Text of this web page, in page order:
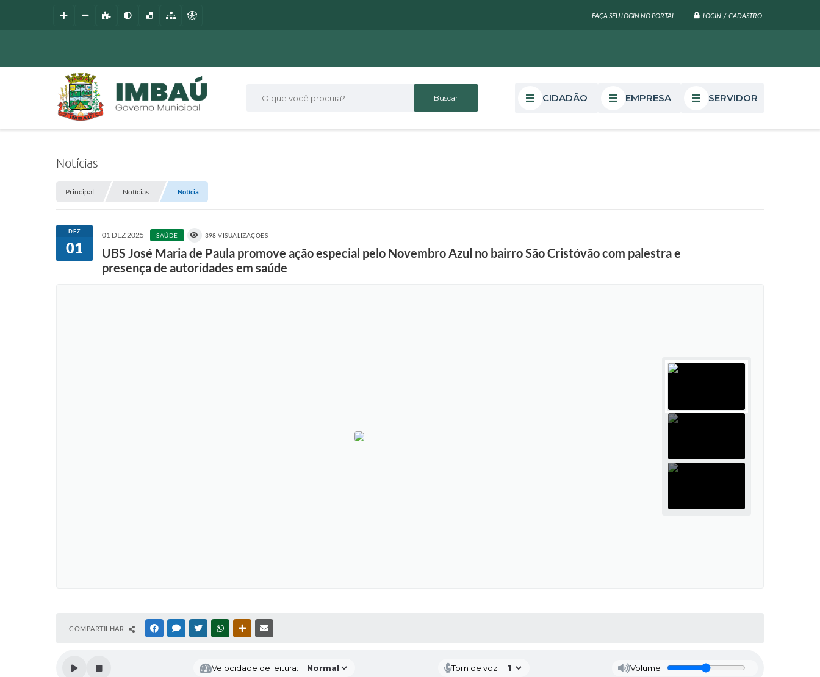
FAÇA SEU LOGIN NO PORTAL LOGIN / CADASTRO
O que você procura? CIDADÃO EMPRESA SERVIDOR
Notícias
Principal Notícias Notícia
DEZ
01
01 DEZ 2025 SAÚDE 398 VISUALIZAÇÕES
UBS José Maria de Paula promove ação especial pelo Novembro Azul no bairro São Cristóvão com palestra e
presença de autoridades em saúde
COMPARTILHAR FACEBOOKMESSENGER
TWITTERWHATSAPPOUTRAS MÍDIAS
Velocidade de leitura: Tom de voz: Volume